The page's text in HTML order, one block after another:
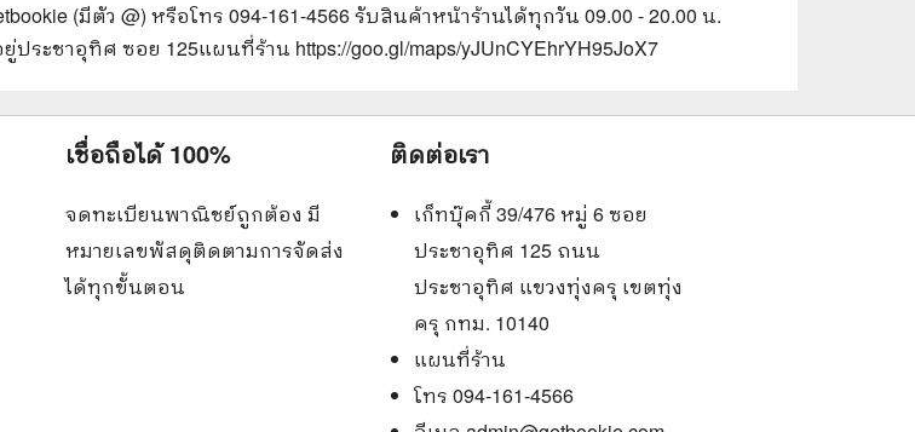
(มีตัว @) หรือโทร 094-161-4566 รับสินค้าหน้าร้านได้ทุกวัน 09.00 - 20.00 น.
ประชาอุทิศ ซอย 125แผนที่ร้าน https://goo.gl/maps/yJUnCYEhrYH95JoX7
เชื่อถือได้ 100%
จดทะเบียนพาณิชย์ถูกต้อง มี
หมายเลขพัสดุติดตามการจัดส่ง
ได้ทุกขั้นตอน
ติดต่อเรา
เก็ทบุ๊คกี้ 39/476 หมู่ 6 ซอย
ประชาอุทิศ 125 ถนน
ประชาอุทิศ แขวงทุ่งครุ เขตทุ่ง
ครุ กทม. 10140
แผนที่ร้าน
โทร 094-161-4566